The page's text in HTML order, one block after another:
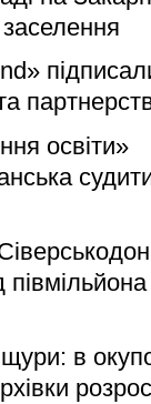
освіти»
щури: в